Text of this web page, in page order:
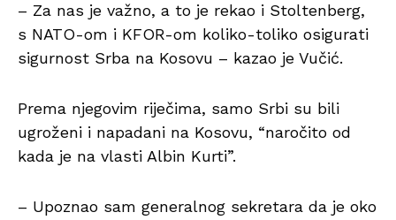
– Za nas je važno, a to je rekao i Stoltenberg,
s NATO-om i KFOR-om koliko-toliko osigurati
sigurnost Srba na Kosovu – kazao je Vučić.
Prema njegovim riječima, samo Srbi su bili
ugroženi i napadani na Kosovu, “naročito od
kada je na vlasti Albin Kurti”.
– Upoznao sam generalnog sekretara da je oko